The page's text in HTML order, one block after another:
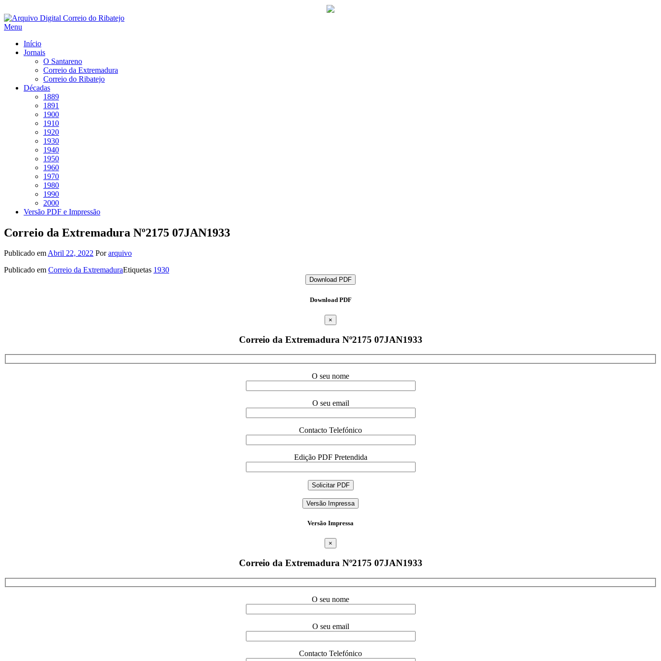
Saltar
para
Menu
Início
Jornais
O Santareno
Correio da Extremadura
Correio do Ribatejo
Décadas
1889
1891
1900
1910
1920
1930
1940
1950
1960
1970
1980
1990
2000
Versão PDF e Impressão
Correio da Extremadura Nº2175 07JAN1933
Publicado emAbril 22, 2022 Porarquivo
Publicado em Correio da ExtremaduraEtiquetas 1930
Download PDF
Download PDF
×
Correio da Extremadura Nº2175 07JAN1933
O seu nome
O seu email
Contacto Telefónico
Edição PDF Pretendida
Versão Impressa
Versão Impressa
×
Correio da Extremadura Nº2175 07JAN1933
O seu nome
O seu email
Contacto Telefónico